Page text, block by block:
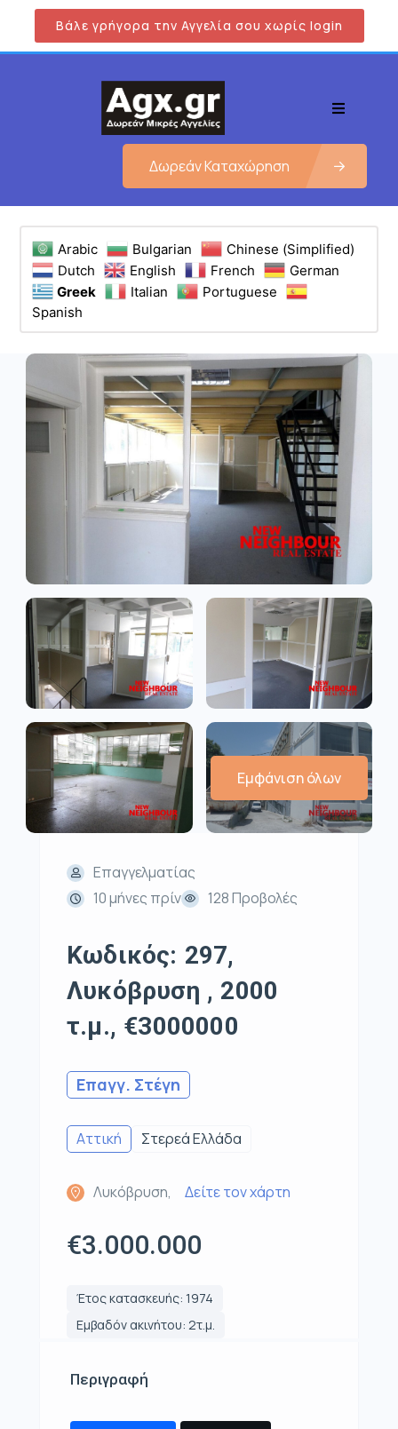
Βάλε γρήγορα την Αγγελία σου χωρίς login
Δωρεάν Καταχώρηση
Arabic Bulgarian
Chinese (Simplified)
Dutch
English French
German
Greek
Italian
Portuguese
Spanish
Εμφάνιση όλων
Επαγγελματίας
10 μήνες πρίν
128 Προβολές
Κωδικός: 297,
Λυκόβρυση , 2000
τ.μ., €3000000
Επαγγ. Στέγη
Αττική Στερεά Ελλάδα
Λυκόβρυση, Δείτε τον χάρτη
€3.000.000
Έτος κατασκευής: 1974
Εμβαδόν ακινήτου: 2τ.μ.
Περιγραφή